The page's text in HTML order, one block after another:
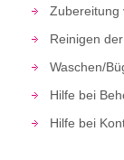
Zubereitung
Reinigen
Waschen/
Hilfe bei
Hilfe bei